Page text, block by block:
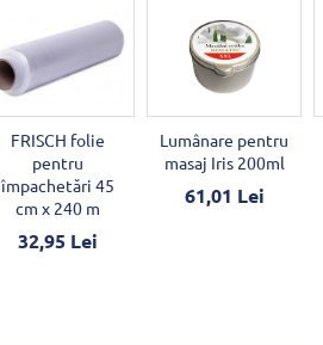
FRISCH folie
pentru
împachetări 45
cm x 240 m
32,95 Lei
Lumânare pentru
masaj Iris 200ml
61,01 Lei